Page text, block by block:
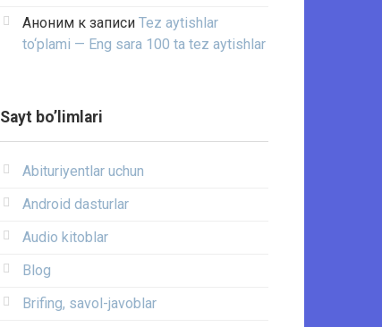
Аноним к записи Tez aytishlar
to‘plami — Eng sara 100 ta tez aytishlar
Sayt bo’limlari
Abituriyentlar uchun
Android dasturlar
Audio kitoblar
Blog
Brifing, savol-javoblar